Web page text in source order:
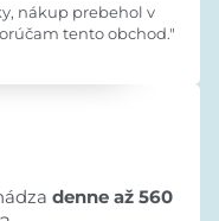
nákup prebehol v
tento obchod."
denne až 560